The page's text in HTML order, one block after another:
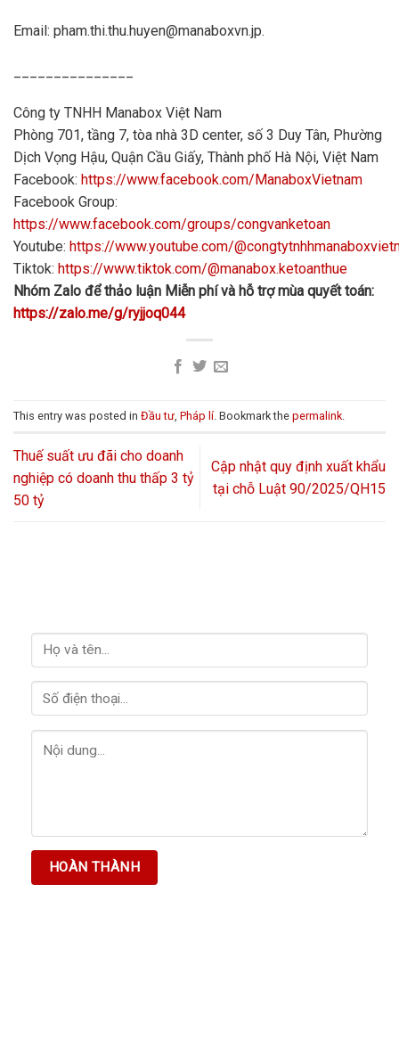
Email: pham.thi.thu.huyen@manaboxvn.jp.
Công ty TNHH Manabox Việt Nam
Phòng 701, tầng 7, tòa nhà 3D center, số 3 Duy Tân, Phường
Dịch Vọng Hậu, Quận Cầu Giấy, Thành phố Hà Nội, Việt Nam
Facebook: https://www.facebook.com/ManaboxVietnam
Facebook Group:
https://www.facebook.com/groups/congvanketoan
Youtube: https://www.youtube.com/
Tiktok: https://www.tiktok.com/@manabox.ketoanthue
Nhóm Zalo để thảo luận Miễn phí và hỗ trợ mùa quyết toán:
https://zalo.me/g/ryjjoq044
This entry was posted in Đầu tư Pháp lí. Bookmark the permalink
Thuế suất ưu đãi cho doanh
nghiệp có doanh thu thấp 3 tỷ
50 tỷ
Cập nhật quy định xuất khẩu
tại chỗ Luật 90/2025/QH15